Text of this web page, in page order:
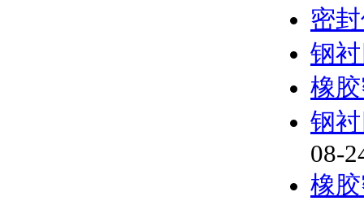
密
钢
橡
钢
08-
橡